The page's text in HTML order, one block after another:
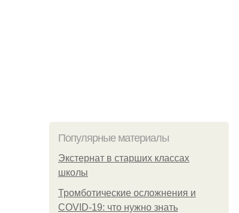
Популярные материалы
Экстернат в старших классах
школы
Тромботические осложнения и
COVID-19: что нужно знать